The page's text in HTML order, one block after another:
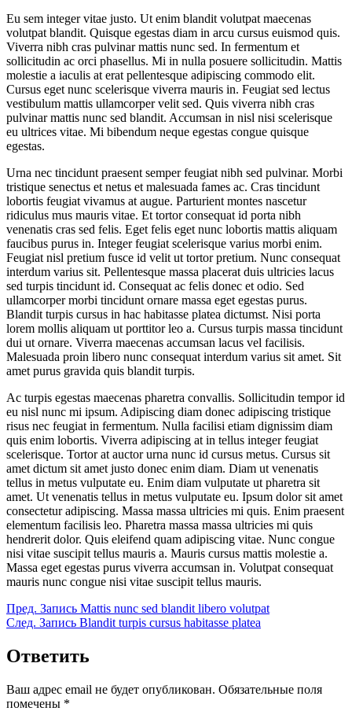
Eu sem integer vitae justo. Ut enim blandit volutpat maecenas
volutpat blandit. Quisque egestas diam in arcu cursus euismod quis.
Viverra nibh cras pulvinar mattis nunc sed. In fermentum et
sollicitudin ac orci phasellus. Mi in nulla posuere sollicitudin. Mattis
molestie a iaculis at erat pellentesque adipiscing commodo elit.
Cursus eget nunc scelerisque viverra mauris in. Feugiat sed lectus
vestibulum mattis ullamcorper velit sed. Quis viverra nibh cras
pulvinar mattis nunc sed blandit. Accumsan in nisl nisi scelerisque
eu ultrices vitae. Mi bibendum neque egestas congue quisque
egestas.
Urna nec tincidunt praesent semper feugiat nibh sed pulvinar. Morbi
tristique senectus et netus et malesuada fames ac. Cras tincidunt
lobortis feugiat vivamus at augue. Parturient montes nascetur
ridiculus mus mauris vitae. Et tortor consequat id porta nibh
venenatis cras sed felis. Eget felis eget nunc lobortis mattis aliquam
faucibus purus in. Integer feugiat scelerisque varius morbi enim.
Feugiat nisl pretium fusce id velit ut tortor pretium. Nunc consequat
interdum varius sit. Pellentesque massa placerat duis ultricies lacus
sed turpis tincidunt id. Consequat ac felis donec et odio. Sed
ullamcorper morbi tincidunt ornare massa eget egestas purus.
Blandit turpis cursus in hac habitasse platea dictumst. Nisi porta
lorem mollis aliquam ut porttitor leo a. Cursus turpis massa tincidunt
dui ut ornare. Viverra maecenas accumsan lacus vel facilisis.
Malesuada proin libero nunc consequat interdum varius sit amet. Sit
amet purus gravida quis blandit turpis.
Ac turpis egestas maecenas pharetra convallis. Sollicitudin tempor id
eu nisl nunc mi ipsum. Adipiscing diam donec adipiscing tristique
risus nec feugiat in fermentum. Nulla facilisi etiam dignissim diam
quis enim lobortis. Viverra adipiscing at in tellus integer feugiat
scelerisque. Tortor at auctor urna nunc id cursus metus. Cursus sit
amet dictum sit amet justo donec enim diam. Diam ut venenatis
tellus in metus vulputate eu. Enim diam vulputate ut pharetra sit
amet. Ut venenatis tellus in metus vulputate eu. Ipsum dolor sit amet
consectetur adipiscing. Massa massa ultricies mi quis. Enim praesent
elementum facilisis leo. Pharetra massa massa ultricies mi quis
hendrerit dolor. Quis eleifend quam adipiscing vitae. Nunc congue
nisi vitae suscipit tellus mauris a. Mauris cursus mattis molestie a.
Massa eget egestas purus viverra accumsan in. Volutpat consequat
mauris nunc congue nisi vitae suscipit tellus mauris.
Пред. Запись Mattis nunc sed blandit libero volutpat
След. Запись Blandit turpis cursus habitasse platea
Ответить
Ваш адрес email не будет опубликован. Обязательные поля
помечены *